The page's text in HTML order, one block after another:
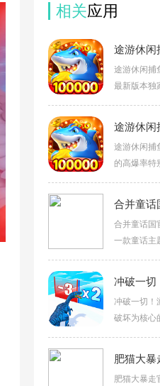
相关应用
途游休闲捕
最新版本独
途游休闲捕
的高爆率特
合并童话国
一款童话主
冲破一切！
破坏为核心
肥猫大暴走